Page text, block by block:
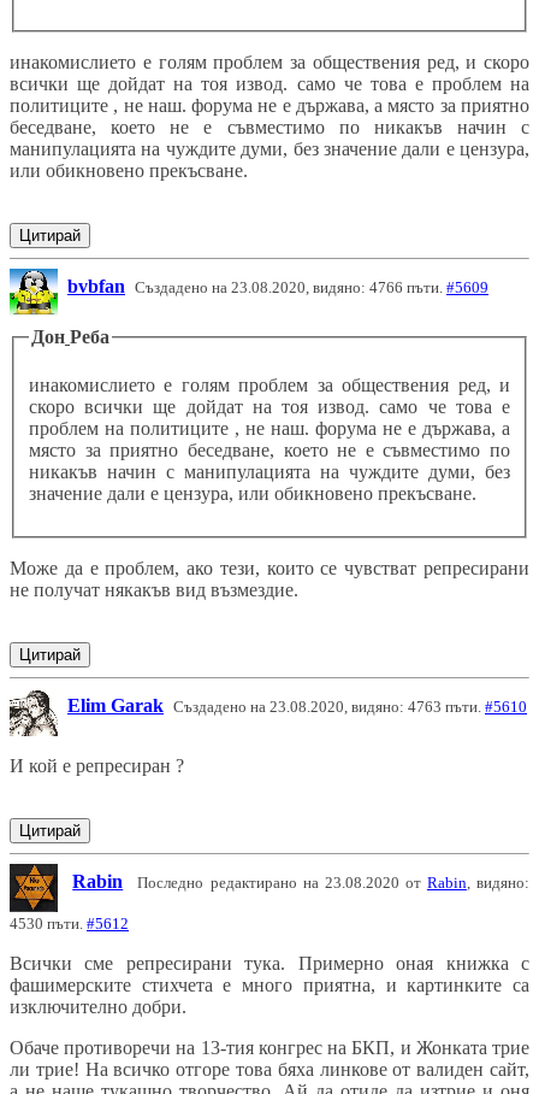
инакомислието е голям проблем за обществения ред, и скоро
всички ще дойдат на тоя извод. само че това е проблем на
политиците , не наш. форума не е държава, а място за приятно
беседване, което не е съвместимо по никакъв начин с
манипулацията на чуждите думи, без значение дали е цензура,
или обикновено прекъсване.
Цитирай
bvbfan Създадено на 23.08.2020, видяно: 4766 пъти. #5609
Дон Реба
инакомислието е голям проблем за обществения ред, и
скоро всички ще дойдат на тоя извод. само че това е
проблем на политиците , не наш. форума не е държава, а
място за приятно беседване, което не е съвместимо по
никакъв начин с манипулацията на чуждите думи, без
значение дали е цензура, или обикновено прекъсване.
Може да е проблем, ако тези, които се чувстват репресирани
не получат някакъв вид възмездие.
Цитирай
Elim Garak Създадено на 23.08.2020, видяно: 4763 пъти. #5610
И кой е репресиран ?
Цитирай
Rabin Последно редактирано на 23.08.2020 от Rabin , видяно:
4530 пъти. #5612
Всички сме репресирани тука. Примерно оная книжка с
фашимерските стихчета е много приятна, и картинките са
изключително добри.
Обаче противоречи на 13-тия конгрес на БКП, и Жонката трие
ли трие! На всичко отгоре това бяха линкове от валиден сайт,